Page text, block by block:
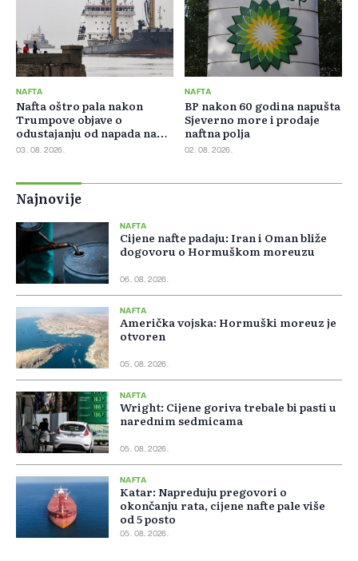
NAFTA
Nafta oštro pala nakon
Trumpove objave o
odustajanju od napada na
Iran
03. 08. 2026.
NAFTA
BP nakon 60 godina napušta
Sjeverno more i prodaje
naftna polja
02. 08. 2026.
Najnovije
NAFTA
Cijene nafte padaju: Iran i Oman bliže
dogovoru o Hormuškom moreuzu
06. 08. 2026.
NAFTA
Američka vojska: Hormuški moreuz je
otvoren
05. 08. 2026.
NAFTA
Wright: Cijene goriva trebale bi pasti u
narednim sedmicama
05. 08. 2026.
NAFTA
Katar: Napreduju pregovori o
okončanju rata, cijene nafte pale više
od 5 posto
05. 08. 2026.